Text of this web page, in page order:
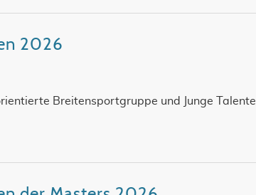
2026
Breitensportgruppe und Junge Talente